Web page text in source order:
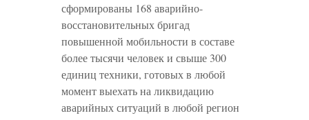
сформированы 168 аварийно-
восстановительных бригад
повышенной мобильности в составе
более тысячи человек и свыше 300
единиц техники, готовых в любой
момент выехать на ликвидацию
аварийных ситуаций в любой регион